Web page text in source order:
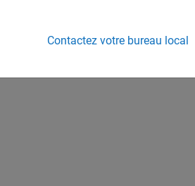
Contactez votre bureau local